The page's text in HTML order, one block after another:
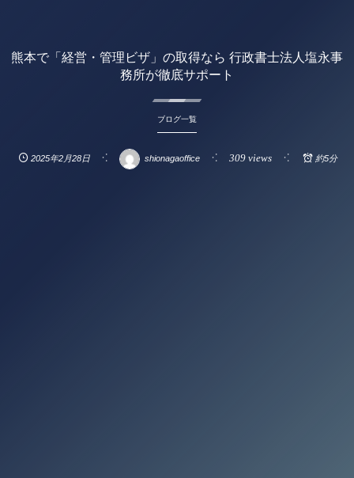
熊本で「経営・管理ビザ」の取得なら 行政書士法人塩永事
務所が徹底サポート
ブログ一覧
2025年2月28日 shionagaoffice 309 views 約5分